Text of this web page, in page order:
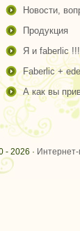
новости,
продукция
я и faberlic !!!
faberlic +
а как вы
- 2026 ·